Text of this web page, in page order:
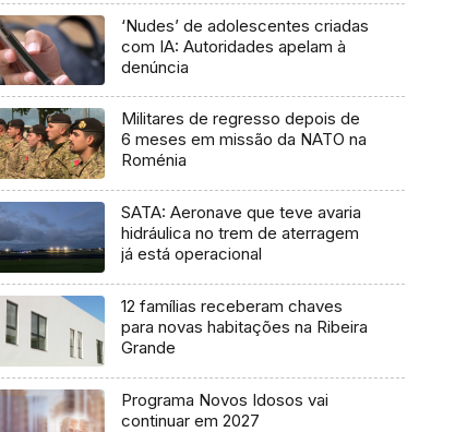
‘Nudes’ de adolescentes criadas
com IA: Autoridades apelam à
denúncia
Militares de regresso depois de
6 meses em missão da NATO na
Roménia
SATA: Aeronave que teve avaria
hidráulica no trem de aterragem
já está operacional
12 famílias receberam chaves
para novas habitações na Ribeira
Grande
Programa Novos Idosos vai
continuar em 2027